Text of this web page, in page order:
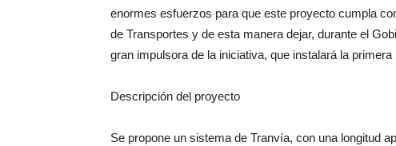
enormes esfuerzos para que este proyecto cumpla
de Transportes y de esta manera dejar, durante el
gran impulsora de la iniciativa, que instalará la
Descripción del proyecto
Se propone un sistema de Tranvía, con una longitud